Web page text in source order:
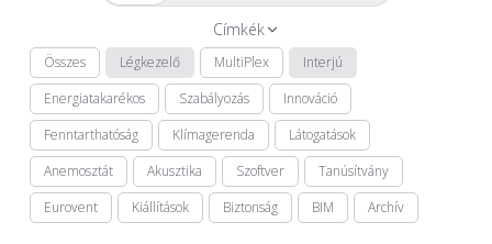
Címkék
Összes Légkezelő MultiPlex
Interjú
Energiatakarékos
Szabályozás
Innováció
Fenntarthatóság
Klímagerenda
Látogatások
Anemosztát
Akusztika Szoftver
Tanúsítvány
Eurovent
Kiállítások Biztonság BIM Archív